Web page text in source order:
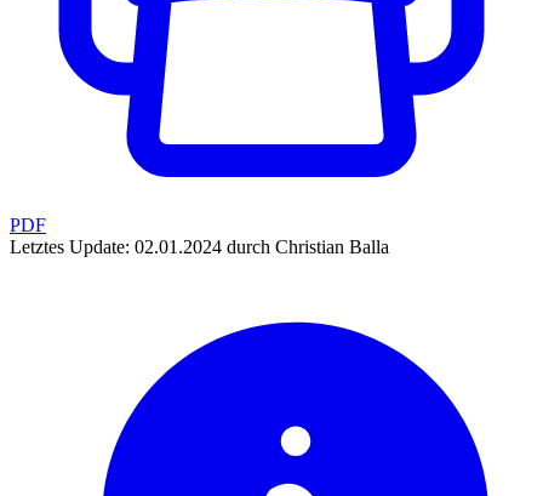
PDF
Letztes Update: 02.01.2024 durch Christian Balla